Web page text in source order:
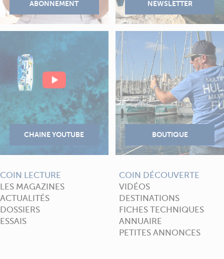
COIN LECTURE
LES MAGAZINES
ACTUALITÉS
DOSSIERS
ESSAIS
COIN DÉCOUVERTE
VIDÉOS
DESTINATIONS
FICHES TECHNIQUES
ANNUAIRE
PETITES ANNONCES